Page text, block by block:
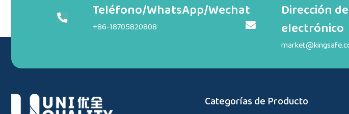
Teléfono/WhatsApp/Wechat
+86-18705820808
Dirección
electrónico
Categorías de Producto